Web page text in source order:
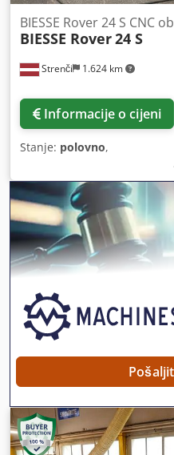
Strenči 1.624 km
BIESSE Rover 24 S CNC
BIESSE Rover24 S
Informacije o cijeni
Stanje: polovno,